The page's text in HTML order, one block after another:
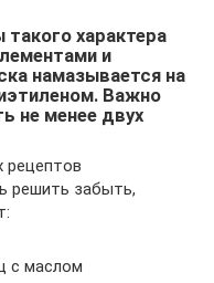
характера
и
намазывается на
Важно
не менее двух
рецептов
решить забыть,
с маслом